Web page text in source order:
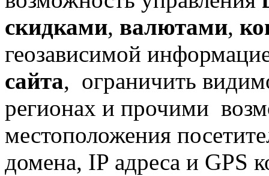
скидками, валютами,
геозависимой
сайта, ограничить
регионах и прочими
местоположения
домена, IP адреса и GPS